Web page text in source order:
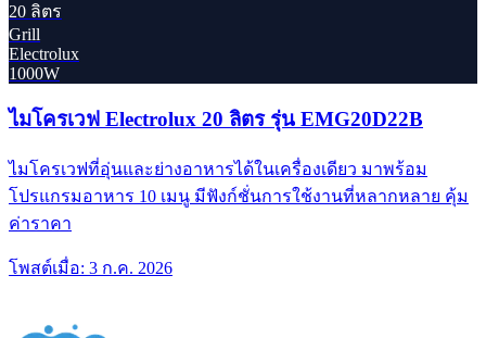
20 ลิตร
Grill
Electrolux
1000W
ไมโครเวฟ Electrolux 20 ลิตร รุ่น EMG20D22B
ไมโครเวฟที่อุ่นและย่างอาหารได้ในเครื่องเดียว มาพร้อม
โปรแกรมอาหาร 10 เมนู มีฟังก์ชั่นการใช้งานที่หลากหลาย คุ้ม
ค่าราคา
โพสต์เมื่อ: 3 ก.ค. 2026